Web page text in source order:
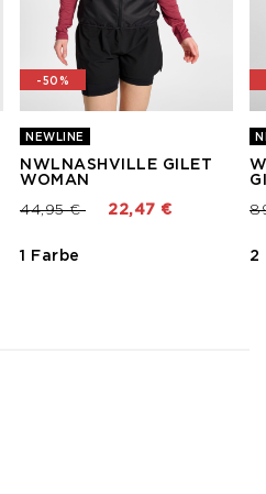
-50%
NEWLINE
NWLNASHVILLE GILET
WOMAN
Preis reduziert von
44,95 €bis 22,47 €
1 Farbe 2